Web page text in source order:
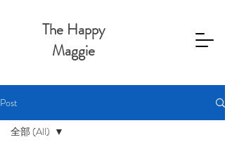
The Happy
Maggie
Post
全部 (All)